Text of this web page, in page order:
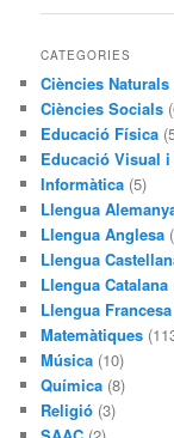
articles
CATEGORIES
Ciències Naturals
Ciències Socials
Educació Física
Educació Visual
Informàtica (5)
Llengua
Llengua Anglesa
Llengua
Llengua Catalana
Llengua Francesa
Matemàtiques
Música (10)
Química (8)
Religió (3)